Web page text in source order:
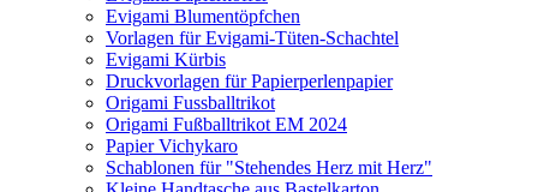
Evigami Blumentöpfchen
Vorlagen für Evigami-Tüten-Schachtel
Evigami Kürbis
Druckvorlagen für Papierperlenpapier
Origami Fussballtrikot
Origami Fußballtrikot EM 2024
Papier Vichykaro
Schablonen für "Stehendes Herz mit Herz"